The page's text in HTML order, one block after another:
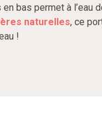
permet à l’eau
naturelles, ce
!